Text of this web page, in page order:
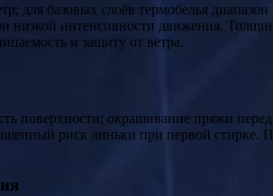
для базовых слоёв термобелья
интенсивности движения.
и защиту от ветра.
поверхности; окрашивание пряжи
риск линьки при первой стирке.